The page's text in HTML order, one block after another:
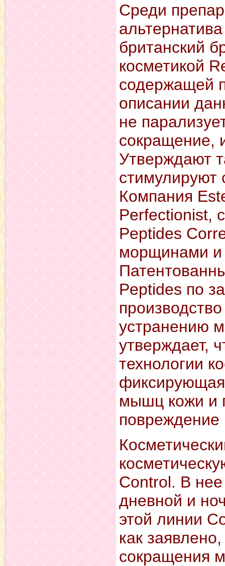
Среди
британский
косметикой
содержащей
описании
не
сокращение,
Утверждают
стимулируют
Компания
Perfectionist,
Peptides
морщинами и
Peptides пo
устранению
утверждает,
технологии
мышц кожи и
Control. В нее
дневной и
этой линии
как
сокращения